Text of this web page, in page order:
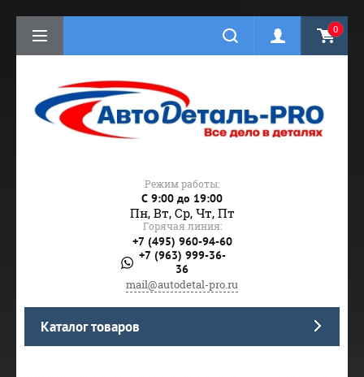
0
Режим работы:
C 9:00 до 19:00
Пн, Вт, Ср, Чт, Пт
Горячая линия:
+7 (495) 960-94-60
+7 (963) 999-36-
36
mail@autodetal-pro.ru
Каталог товаров